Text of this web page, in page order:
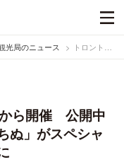
光局のニュース トロント国際映画祭が9月5日から開催 公開中のスタジオジブリ作品「風立ちぬ」がスペシャル・プレゼンテーション部門に
から開催 公開中
ぬ」がスペシャ